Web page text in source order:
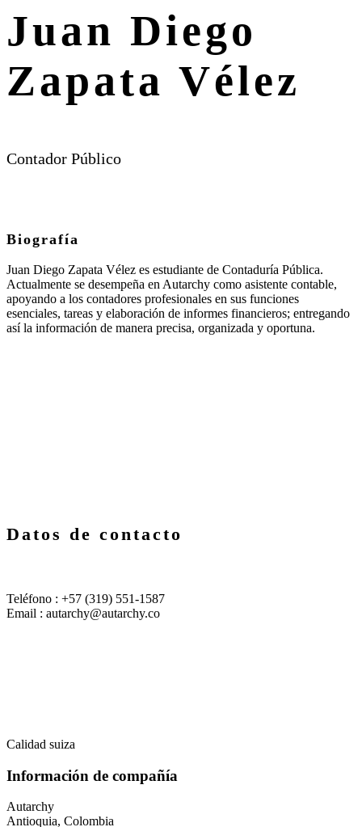
Juan Diego
Zapata Vélez
Contador Público
Biografía
Juan Diego Zapata Vélez es estudiante de Contaduría Pública.
Actualmente se desempeña en Autarchy como asistente contable,
apoyando a los contadores profesionales en sus funciones
esenciales, tareas y elaboración de informes financieros; entregando
así la información de manera precisa, organizada y oportuna.
Datos de contacto
Teléfono : +57 (319) 551-1587
Email : autarchy@autarchy.co
Calidad suiza
Información de compañía
Autarchy
Antioquia, Colombia